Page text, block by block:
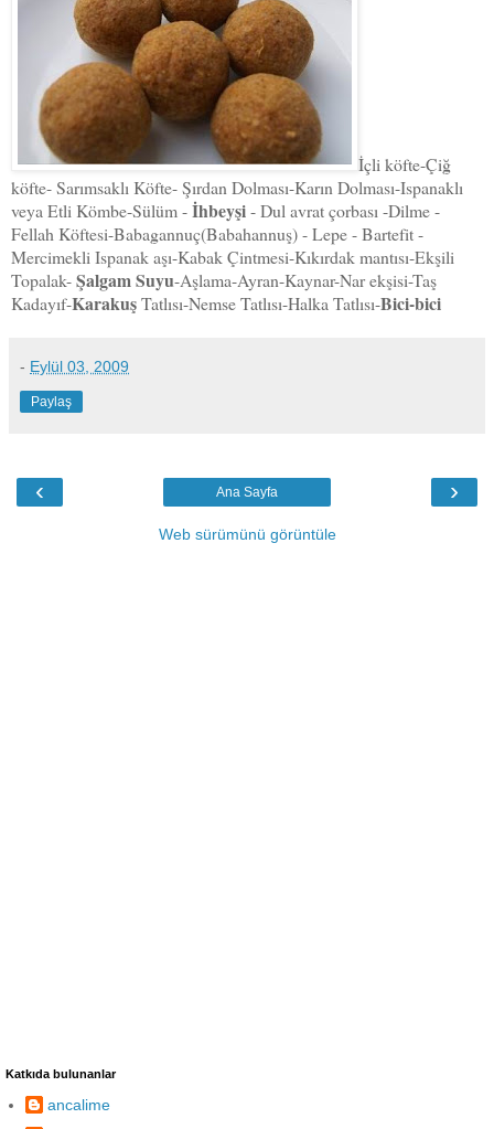
İçli köfte-Çiğ
köfte- Sarımsaklı Köfte- Şırdan Dolması-Karın Dolması-Ispanaklı
veya Etli Kömbe-Sülüm -İhbeyşi- Dul avrat çorbası -Dilme -
Fellah Köftesi-Babagannuç(Babahannuş) - Lepe - Bartefit -
Mercimekli Ispanak aşı-Kabak Çintmesi-Kıkırdak mantısı-Ekşili
Topalak-Şalgam Suyu-Aşlama-Ayran-Kaynar-Nar ekşisi-Taş
Kadayıf-KarakuşTatlısı-Nemse Tatlısı-Halka Tatlısı-Bici-bici
- Eylül 03, 2009
Paylaş
‹ ›
Ana Sayfa
Web sürümünü görüntüle
Katkıda bulunanlar
ancalime